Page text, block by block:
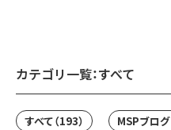
カテゴリ一覧：すべて
すべて（193） MSPブログ